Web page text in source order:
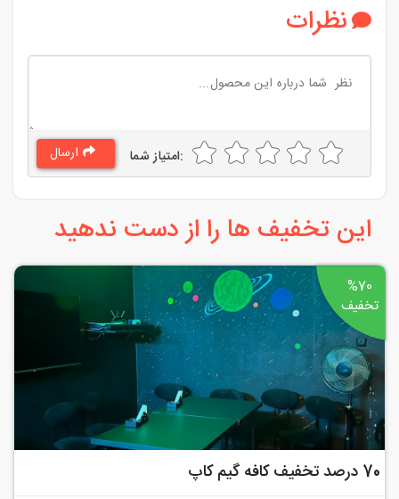
نظرات
ارسال :امتیاز شما
این تخفیف ها را از دست ندهید
%70
تخفیف
70 درصد تخفیف کافه گیم کاپ